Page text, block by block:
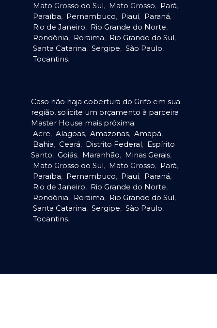
Mato Grosso do Sul, Mato Grosso, Pará,
Paraíba, Pernambuco, Piauí, Paraná,
Rio de Janeiro, Rio Grande do Norte,
Rondônia, Roraima, Rio Grande do Sul,
Santa Catarina, Sergipe, São Paulo,
Tocantins.
Caso não haja cobertura do Grifo em sua
região, solicite um orçamento à parceira
Master House mais próxima:
Acre, Alagoas, Amazonas, Amapá,
Bahia, Ceará, Distrito Federal, Espírito
Santo, Goiás, Maranhão, Minas Gerais,
Mato Grosso do Sul, Mato Grosso, Pará,
Paraíba, Pernambuco, Piauí, Paraná,
Rio de Janeiro, Rio Grande do Norte,
Rondônia, Roraima, Rio Grande do Sul,
Santa Catarina, Sergipe, São Paulo,
Tocantins.